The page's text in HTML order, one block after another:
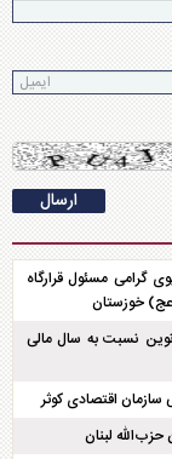
گرامی مسئول قرارگاه
خوزستان
نسبت به سال مالی
سازمان اقتصادی کوثر
لبنان